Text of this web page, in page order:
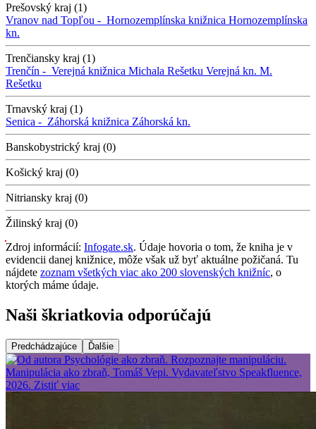
Prešovský kraj (1)
Vranov nad Topľou - Hornozemplínska knižnica Hornozemplínska
kn.
Trenčiansky kraj (1)
Trenčín - Verejná knižnica Michala Rešetku Verejná kn. M.
Rešetku
Trnavský kraj (1)
Senica - Záhorská knižnica Záhorská kn.
Banskobystrický kraj (0)
Košický kraj (0)
Nitriansky kraj (0)
Žilinský kraj (0)
Zdroj informácií: Infogate.sk. Údaje hovoria o tom, že kniha je v
evidencii danej knižnice, môže však už byť aktuálne požičaná. Tu
nájdete zoznam všetkých viac ako 200 slovenských knižníc, o
ktorých máme údaje.
Naši škriatkovia odporúčajú
Predchádzajúce Ďalšie